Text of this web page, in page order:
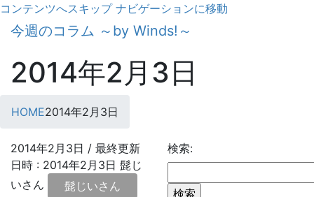
コンテンツへスキップ ナビゲーションに移動
今週のコラム ～by Winds!～
2014年2月3日
HOME2014年2月3日
2014年2月3日 / 最終更新
日時 : 2014年2月3日 髭じ
いさん
髭じいさん
検索: